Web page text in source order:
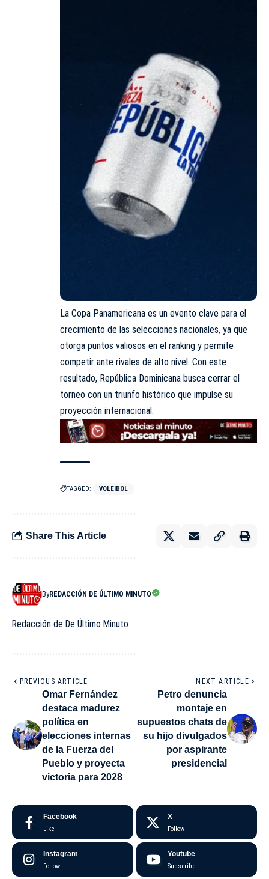
La Copa Panamericana es un evento clave para el
crecimiento de las selecciones nacionales, ya que
otorga puntos valiosos en el ranking y permite
competir ante rivales de alto nivel. Con este
resultado, República Dominicana busca cerrar el
torneo con un triunfo histórico que impulse su
proyección internacional.
TAGGED: VOLEIBOL
Share This Article
ByREDACCIÓN DE ÚLTIMO MINUTO
Redacción de De Último Minuto
PREVIOUS ARTICLE
Omar Fernández
destaca madurez
política en
elecciones internas
de la Fuerza del
Pueblo y proyecta
victoria para 2028
NEXT ARTICLE
Petro denuncia
montaje en
supuestos chats de
su hijo divulgados
por aspirante
presidencial
Facebook
Like
X
Follow
Instagram
Follow
Youtube
Subscribe